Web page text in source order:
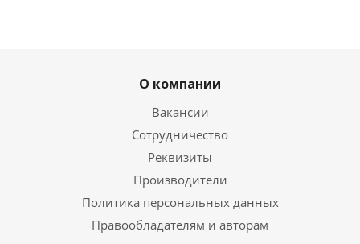
О компании
Вакансии
Сотрудничество
Реквизиты
Производители
Политика персональных данных
Правообладателям и авторам